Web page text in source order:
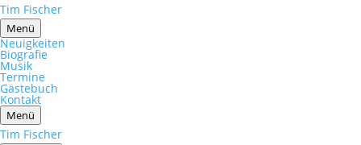
Tim Fischer
Menü
Neuigkeiten
Biografie
Musik
Termine
Gästebuch
Kontakt
Menü
Tim Fischer